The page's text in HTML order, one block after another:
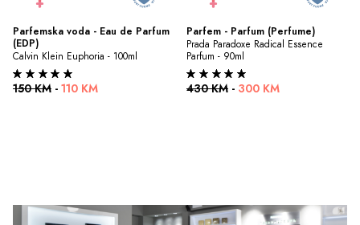
Parfemska voda - Eau de Parfum
(EDP)
Calvin Klein Euphoria - 100ml
150 KM - 110 KM
Parfem - Parfum (Perfume)
Prada Paradoxe Radical Essence
Parfum - 90ml
430 KM - 300 KM